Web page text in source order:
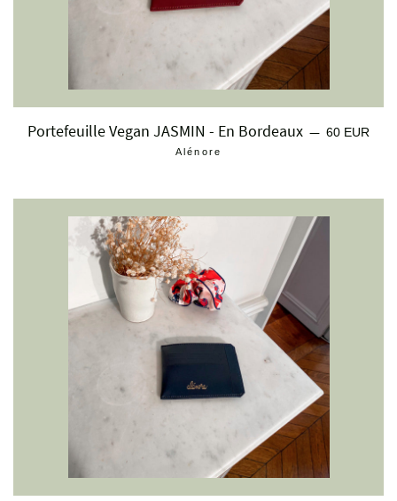
Portefeuille Vegan JASMIN - En Bordeaux — Prix régulier
60 EUR
Alénore